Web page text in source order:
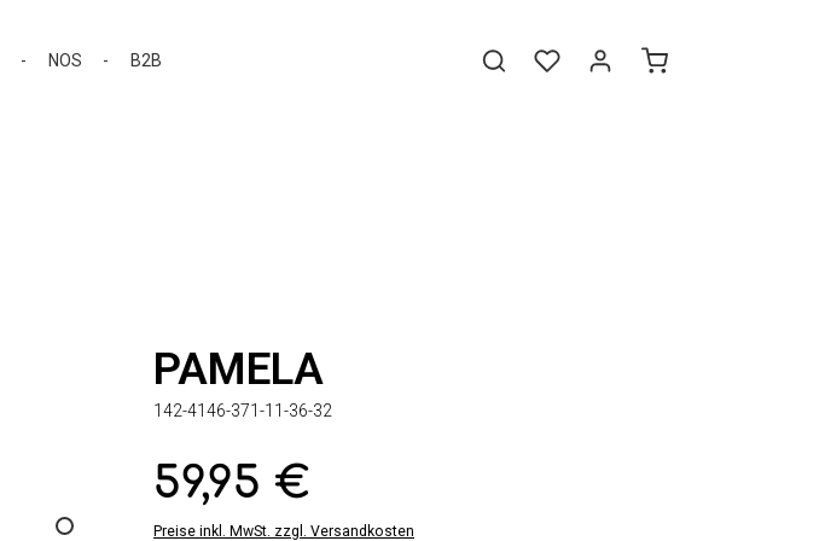
NOS B2B
PAMELA
142-4146-371-11-36-32
Regulärer Preis:
59,95 €
Preise inkl. MwSt. zzgl. Versandkosten